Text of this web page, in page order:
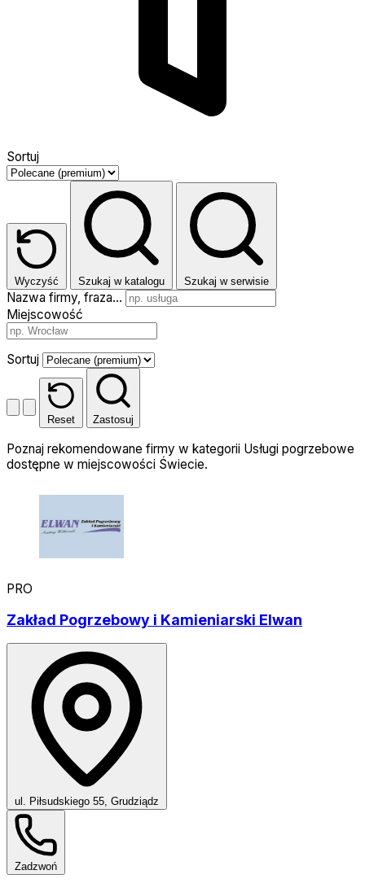
Sortuj
Wyczyść Szukaj w katalogu Szukaj w serwisie
Nazwa firmy, fraza…
Miejscowość
Sortuj
Reset Zastosuj
Poznaj rekomendowane firmy w kategorii Usługi pogrzebowe
dostępne w miejscowości Świecie.
PRO
Zakład Pogrzebowy i Kamieniarski Elwan
ul. Piłsudskiego 55, Grudziądz
Zadzwoń